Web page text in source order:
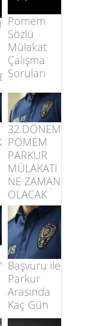
Pomem
Sözlü
Mülakat
Çalışma
Soruları
32.DÖNEM
POMEM
PARKUR
MÜLAKATI
NE ZAMAN
OLACAK
Başvuru ile
Parkur
Arasında
Kaç Gün
Var